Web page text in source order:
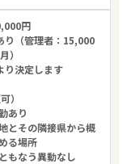
円
り（管理者：15,000
）
り決定します
）
あり
とその隣接県から概
る場所
もなう異動なし